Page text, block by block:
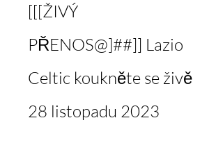
[[[ŽIVÝ
PŘENOS@]##]] Lazio
Celtic koukněte se živě
28 listopadu 2023